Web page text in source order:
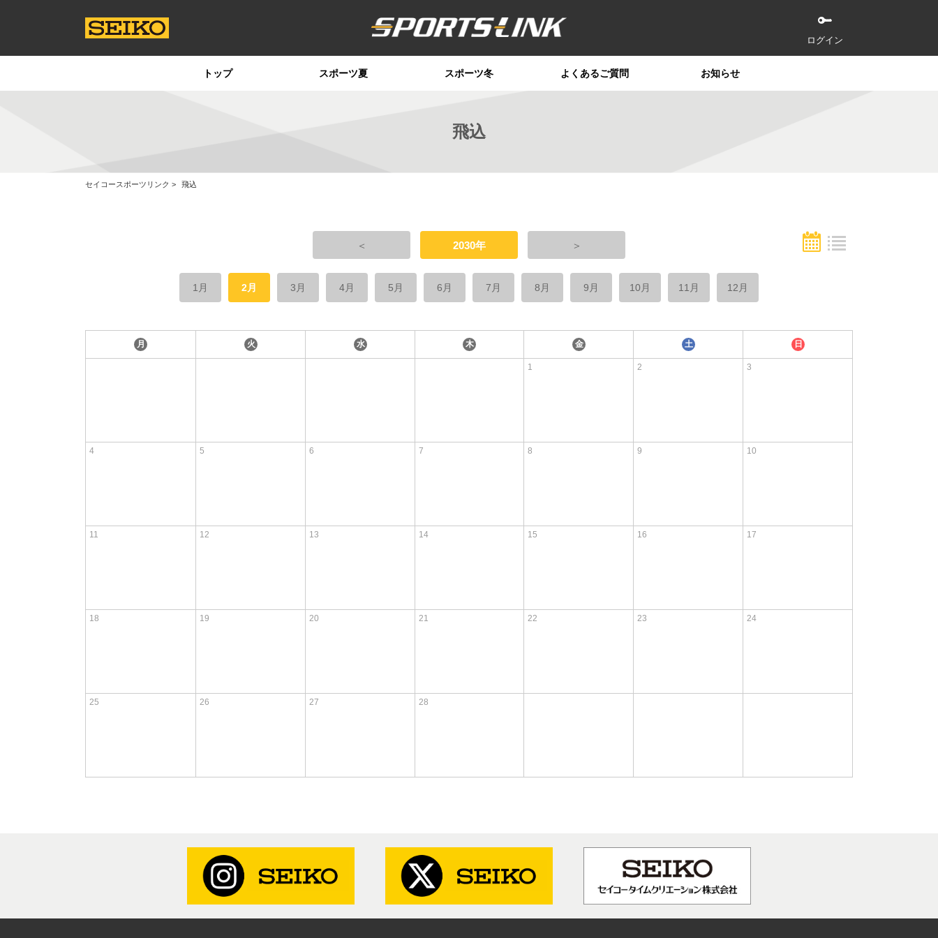
ログイン
トップ スポーツ夏 スポーツ冬 よくあるご質問 お知らせ
飛込
セイコースポーツリンク 飛込
＜ 2030年 ＞
1月 2月 3月 4月 5月 6月 7月 8月 9月 10月 11月 12月
月 火 水 木 金 土 日
1 2 3
4 5 6 7 8 9 10
11 12 13 14 15 16 17
18 19 20 21 22 23 24
25 26 27 28